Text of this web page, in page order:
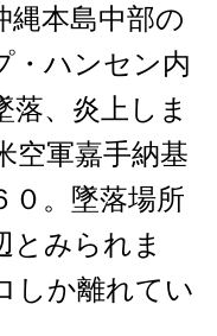
本島中部の
・ハンセン内
落、炎上しま
空軍嘉手納基
０。墜落場所
とみられま
しか離れてい